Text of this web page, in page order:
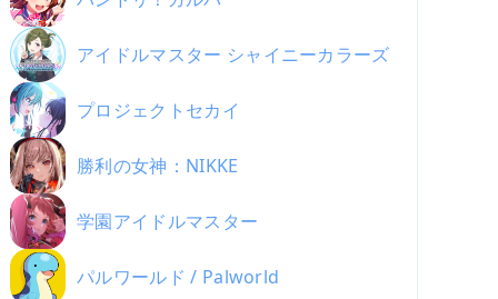
アイドルマスター シャイニーカラーズ
プロジェクトセカイ
勝利の女神：NIKKE
学園アイドルマスター
パルワールド / Palworld